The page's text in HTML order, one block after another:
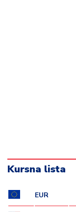
Kursna lista
EUR